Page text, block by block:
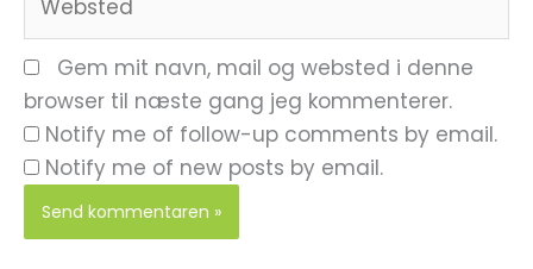
Gem mit navn, mail og websted i denne
browser til næste gang jeg kommenterer.
Notify me of follow-up comments by email.
Notify me of new posts by email.